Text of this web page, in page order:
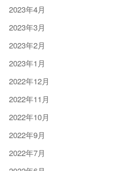
2023年4月
2023年3月
2023年2月
2023年1月
2022年12月
2022年11月
2022年10月
2022年9月
2022年7月